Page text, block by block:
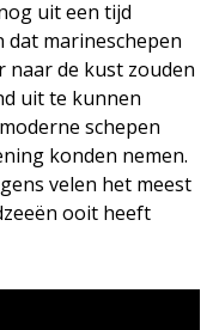
uit een tijd
marineschepen
naar de kust zouden
uit te kunnen
schepen
konden nemen.
velen het meest
ooit heeft